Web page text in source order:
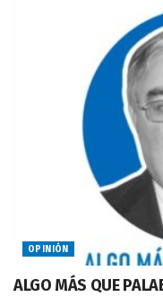
OPINIÓN
ALGO MÁS QUE